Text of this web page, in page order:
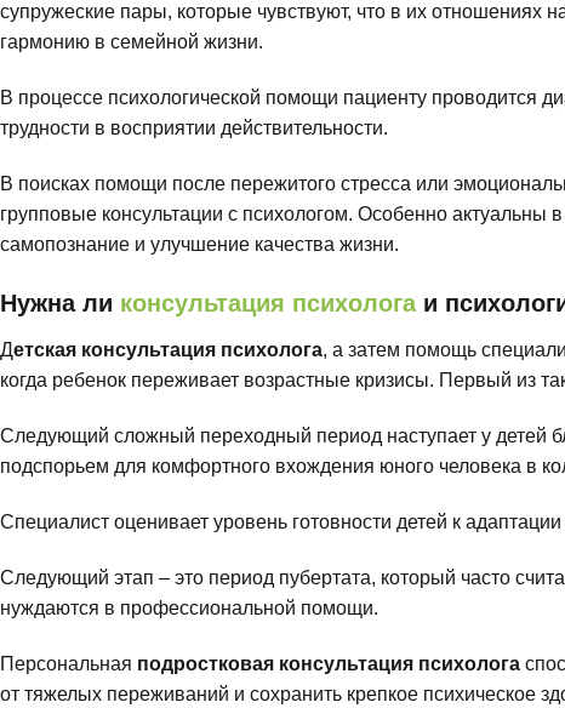
супружеские пары, которые чувствуют, что в их отношениях
гармонию в семейной жизни.
В процессе психологической помощи пациенту проводится
трудности в восприятии действительности.
В поисках помощи после пережитого стресса или
групповые консультации с психологом. Особенно
самопознание и улучшение качества жизни.
Нужна ли консультация психологаи
Детская консультация психолога, а затем помощь
когда ребенок переживает возрастные кризисы. Первый из
Следующий сложный переходный период наступает у детей
подспорьем для комфортного вхождения юного человека в
Специалист оценивает уровень готовности детей к
Следующий этап – это период пубертата, который часто
нуждаются в профессиональной помощи.
Персональная подростковая консультация психолога
от тяжелых переживаний и сохранить крепкое психическое